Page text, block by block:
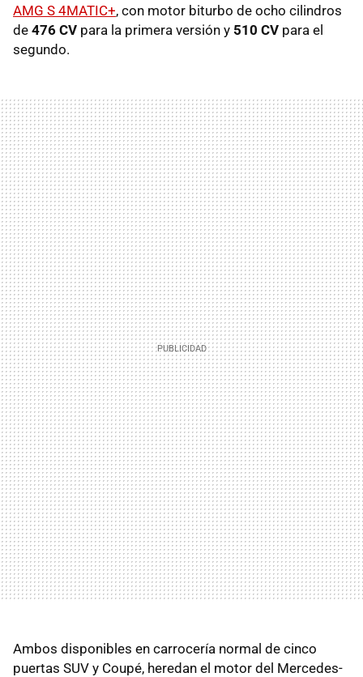
AMG S 4MATIC+, con motor biturbo de ocho cilindros
de 476 CV para la primera versión y 510 CV para el
segundo.
Ambos disponibles en carrocería normal de cinco
puertas SUV y Coupé, heredan el motor del Mercedes-